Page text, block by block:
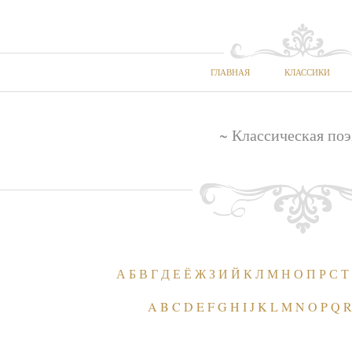
ГЛАВНАЯ КЛАССИКИ
~ Классическая
А БВ Г ДЕ Ё ЖЗИ Й К ЛМН О П РС Т
A B C D EFG H IJK LMN O PQ R